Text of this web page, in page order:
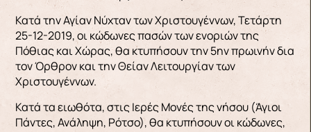
Κατά την Αγίαν Νύχταν των Χριστουγέννων, Τετάρτη
25-12-2019, οι κώδωνες πασών των ενοριών της
Πόθιας και Χώρας, θα κτυπήσουν την 5ην πρωινήν δια
τον Όρθρον και την Θείαν Λειτουργίαν των
Χριστουγέννων.
Κατά τα ειωθότα, στις Ιερές Μονές της νήσου (Άγιοι
Πάντες, Ανάληψη, Ρότσο), θα κτυπήσουν οι κώδωνες,